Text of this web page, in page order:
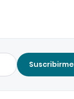
Suscribirme